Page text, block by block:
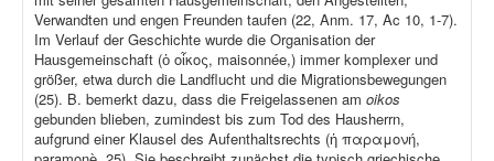
Verwandten und engen Freunden taufen (22, Anm. 17, Ac 10, 1-7).
Im Verlauf der Geschichte wurde die Organisation der
Hausgemeinschaft (ὁ οἶκος, maisonnée,) immer komplexer und
größer, etwa durch die Landflucht und die Migrationsbewegungen
(25). B. bemerkt dazu, dass die Freigelassenen am oikos
gebunden blieben, zumindest bis zum Tod des Hausherrn,
aufgrund einer Klausel des Aufenthaltsrechts (ἡ παραμονή,